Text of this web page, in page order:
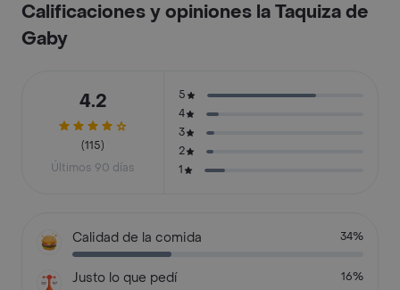
Calificaciones y opiniones la Taquiza de
Gaby
4.2
(115)
Últimos 90 días
5
4
3
2
1
Calidad de la comida 34%
Justo lo que pedí 16%